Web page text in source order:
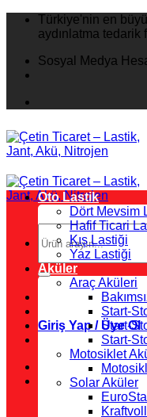
İçeriğeTürkiye'nin en
aydınlatma tedarik
Sosyal Medya
Ara:
Giriş Yap / Üye Ol
Oto Lastik
Dört Mevsim
Hafif Ticari
Kış Lastiği
Yaz Lastiği
Aküler
Araç Aküleri
Start-
Start-
Start-
Motosiklet
Solar Aküler